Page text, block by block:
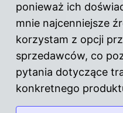
ponieważ ich
mnie najcenniejsze
korzystam z opcji
sprzedawców, co
pytania dotyczące
konkretnego